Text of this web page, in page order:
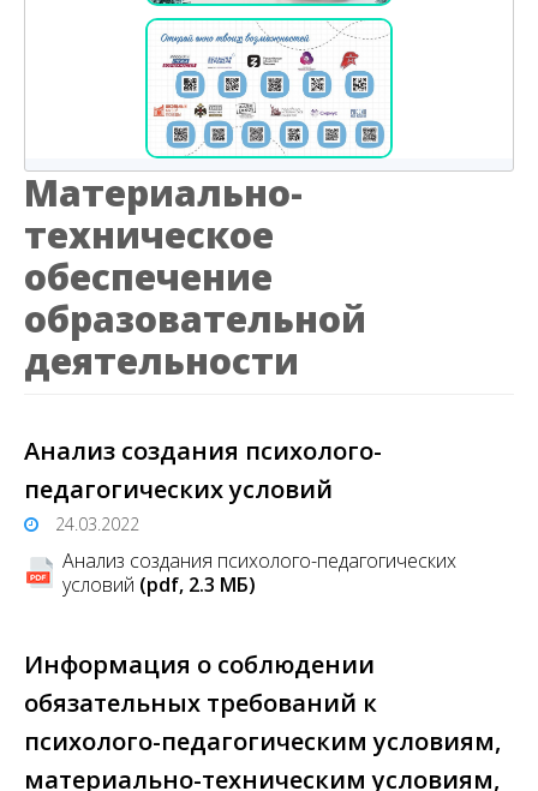
Материально-
техническое
обеспечение
образовательной
деятельности
Анализ создания психолого-
педагогических условий
24.03.2022
Анализ создания психолого-педагогических
условий (pdf, 2.3 MБ)
Информация о соблюдении
обязательных требований к
психолого-педагогическим условиям,
материально-техническим условиям,